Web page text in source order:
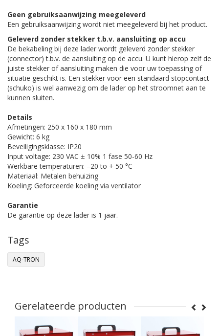
Geen gebruiksaanwijzing meegeleverd
Een gebruiksaanwijzing wordt niet meegeleverd bij het product.
Geleverd zonder stekker t.b.v. aansluiting op accu
De bekabeling bij deze lader wordt geleverd zonder stekker
(connector) t.b.v. de aansluiting op de accu. U kunt hierop zelf de
juiste stekker of aansluiting maken die voor uw toepassing of
situatie geschikt is. Een stekker voor een standaard stopcontact
(schuko) is wel aanwezig om de lader op het stroomnet aan te
kunnen sluiten.
Details
Afmetingen: 250 x 160 x 180 mm
Gewicht: 6 kg
Beveiligingsklasse: IP20
Input voltage: 230 VAC ± 10% 1 fase 50-60 Hz
Werkbare temperaturen: –20 to + 50 °C
Materiaal: Metalen behuizing
Koeling: Geforceerde koeling via ventilator
Garantie
De garantie op deze lader is 1 jaar.
Tags
AQ-TRON
Gerelateerde producten